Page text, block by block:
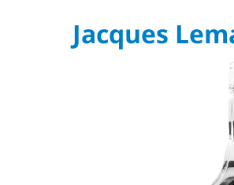
Jacques